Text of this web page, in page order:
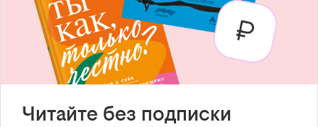
Читайте без подписки